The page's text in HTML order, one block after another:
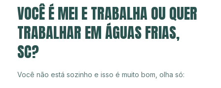
VOCÊ É MEI E TRABALHA OU QUER
TRABALHAR EM ÁGUAS FRIAS,
SC?
Você não está sozinho e isso é muito bom, olha só: